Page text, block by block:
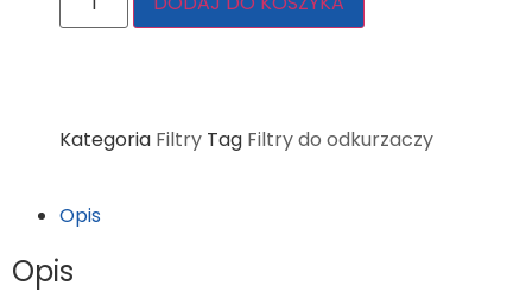
Kategoria Filtry Tag Filtry do odkurzaczy
Opis
Opis